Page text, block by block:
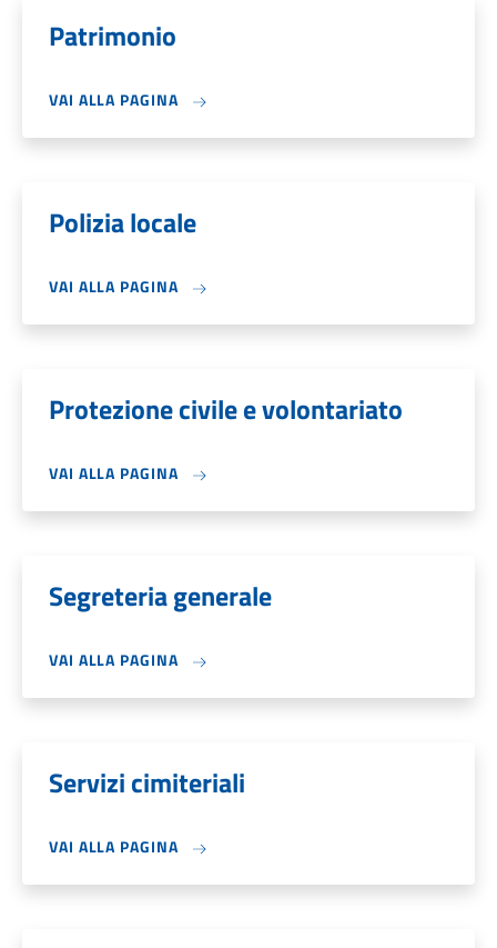
Patrimonio
VAI ALLA PAGINA
Polizia locale
VAI ALLA PAGINA
Protezione civile e volontariato
VAI ALLA PAGINA
Segreteria generale
VAI ALLA PAGINA
Servizi cimiteriali
VAI ALLA PAGINA